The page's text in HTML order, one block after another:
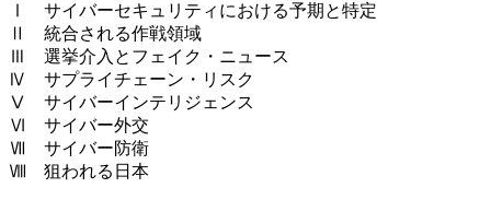
Ⅰ サイバーセキュリティにおける予期と特定
Ⅱ 統合される作戦領域
Ⅲ 選挙介入とフェイク・ニュース
Ⅳ サプライチェーン・リスク
Ⅴ サイバーインテリジェンス
Ⅵ サイバー外交
Ⅶ サイバー防衛
Ⅷ 狙われる日本